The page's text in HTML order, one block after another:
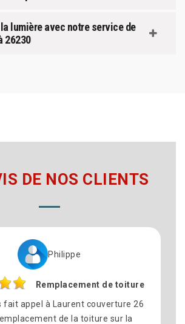
lumière avec notre service de
26230
DE NOS CLIENTS
de toiture
26
sur la
N’hésiter pas à
26 pour des